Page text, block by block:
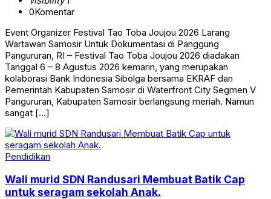
0Komentar
Event Organizer Festival Tao Toba Joujou 2026 Larang
Wartawan Samosir Untuk Dokumentasi di Panggung
Pangururan, RI – Festival Tao Toba Joujou 2026 diadakan
Tanggal 6 – 8 Agustus 2026 kemarin, yang merupakan
kolaborasi Bank Indonesia Sibolga bersama EKRAF dan
Pemerintah Kabupaten Samosir di Waterfront City Segmen V
Pangururan, Kabupaten Samosir berlangsung meriah. Namun
sangat […]
Pendidikan
Wali murid SDN Randusari Membuat Batik Cap
untuk seragam sekolah Anak.